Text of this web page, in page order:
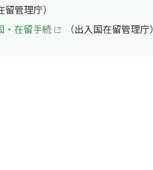
留管理庁）
・在留手続
（出入国在留管理庁）